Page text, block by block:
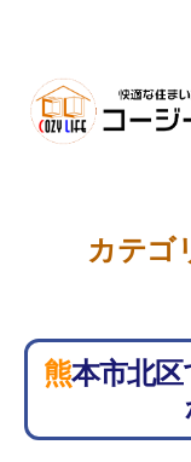
カテゴ
熊本市北区で家を売るなら、まず何